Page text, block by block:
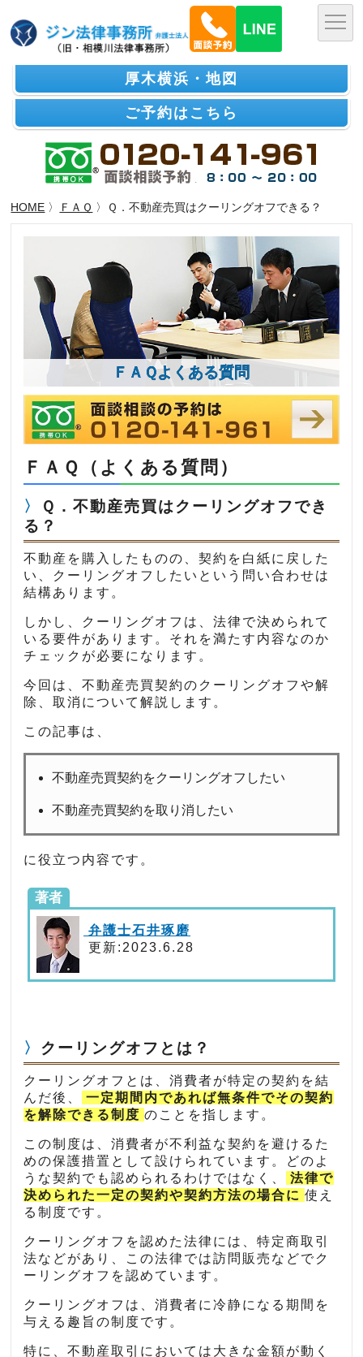
厚木横浜・地図
ご予約はこちら
HOME 〉 ＦＡＱ 〉Ｑ．不動産売買はクーリングオフできる？
ＦＡＱよくある質問
ＦＡＱ（よくある質問）
Ｑ．不動産売買はクーリングオフでき
る？
不動産を購入したものの、契約を白紙に戻した
い、クーリングオフしたいという問い合わせは
結構あります。
しかし、クーリングオフは、法律で決められて
いる要件があります。それを満たす内容なのか
チェックが必要になります。
今回は、不動産売買契約のクーリングオフや解
除、取消について解説します。
この記事は、
不動産売買契約をクーリングオフしたい
不動産売買契約を取り消したい
に役立つ内容です。
著者
弁護士石井琢磨
更新:2023.6.28
クーリングオフとは？
クーリングオフとは、消費者が特定の契約を結
んだ後、
一定期間内であれば無条件でその契約
を解除できる制度 のことを指します。
この制度は、消費者が不利益な契約を避けるた
めの保護措置として設けられています。どのよ
うな契約でも認められるわけではなく、
法律で
決められた一定の契約や契約方法の場合に 使え
る制度です。
クーリングオフを認めた法律には、特定商取引
法などがあり、この法律では訪問販売などでク
ーリングオフを認めています。
クーリングオフは、消費者に冷静になる期間を
与える趣旨の制度です。
特に、不動産取引においては大きな金額が動く